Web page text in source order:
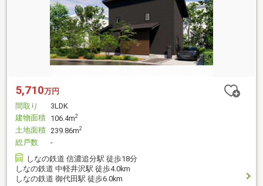
5,710万円
間取り
3LDK
建物面積 106.4m2
土地面積 239.86m2
総戸数
-
しなの鉄道 信濃追分駅 徒歩18分
しなの鉄道 中軽井沢駅 徒歩4.0km
しなの鉄道 御代田駅 徒歩6.0km